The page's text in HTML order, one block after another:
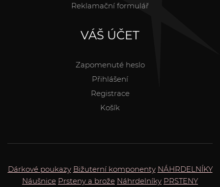
Reklamační formulář
VÁŠ ÚČET
Zapomenuté heslo
Přihlášení
Registrace
Košík
Dárkové poukazy Bižuterní komponenty NÁHRDELNÍKY
Náušnice Prsteny a brože Náhrdelníky PRSTENY